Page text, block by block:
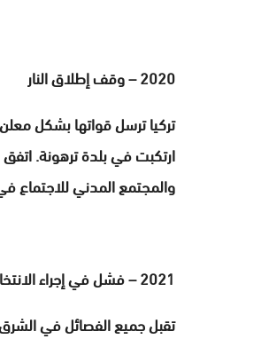
2020 – وقف إطلاق النار
تركيا ترسل قواتها بشكل
ارتكبت في بلدة ترهونة.
والمجتمع المدني للاجتماع
2021 – فشل في إجراء الانتخابات
تقبل جميع الفصائل في